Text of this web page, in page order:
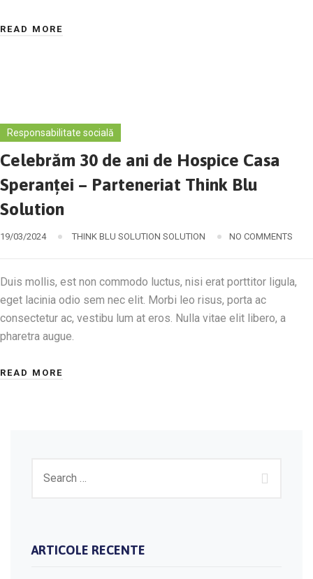
READ MORE
Responsabilitate socială
Celebrăm 30 de ani de Hospice Casa
Speranței – Parteneriat Think Blu
Solution
19/03/2024 THINK BLU SOLUTION SOLUTION NO COMMENTS
Duis mollis, est non commodo luctus, nisi erat porttitor ligula,
eget lacinia odio sem nec elit. Morbi leo risus, porta ac
consectetur ac, vestibu lum at eros. Nulla vitae elit libero, a
pharetra augue.
READ MORE
ARTICOLE RECENTE